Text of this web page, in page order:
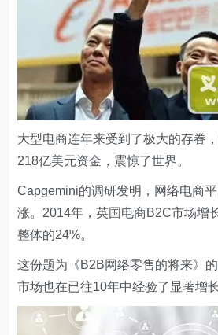
大型电商连年来受到了极大的存眷
218亿美元资金，震惊了世界。
Capgemini的调研发明，网络电商
涨。2014年，英国电商B2C市场增
整体的24%。
这份题为《B2B网络零售的将来》
市场也在已往10年中经验了显著增长